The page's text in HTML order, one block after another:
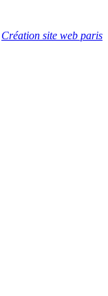
Création site web paris